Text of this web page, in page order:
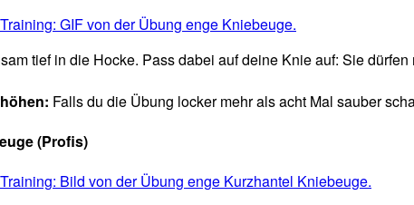
tief in die Hocke. Pass dabei auf deine Knie auf: Sie
Falls du die Übung locker mehr als acht Mal sauber
(Profis)